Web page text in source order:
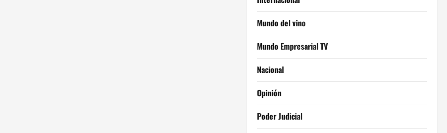
Mundo del vino
Mundo Empresarial TV
Nacional
Opinión
Poder Judicial